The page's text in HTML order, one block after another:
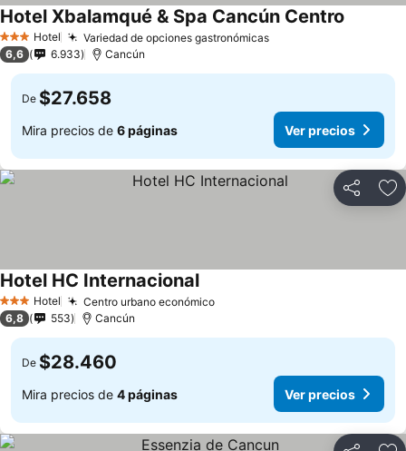
3 Estrellas
Hotel Variedad de opciones gastronómicas
Hotel Xbalamqué & Spa Cancún Centro
6,6 6.933 Cancún
De $27.658
Mira precios de 6 páginas Ver precios
Compartir
3 Estrellas
Hotel Centro urbano económico
Hotel HC Internacional
6,8 553 Cancún
De $28.460
Mira precios de 4 páginas Ver precios